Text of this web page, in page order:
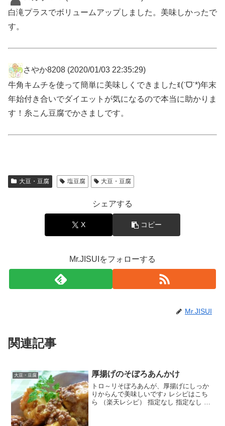
白滝プラスでボリュームアップしました。美味しかったで
す。
さやか8208 (2020/01/03 22:35:29)
牛角キムチを使って簡単に美味しくできましたꉂ(ˊᗜˋ*)年末
年始付き合いでダイエットが気になるので本当に助かりま
す！糸こん豆腐でかさましです。
大豆・豆腐 塩豆腐 大豆・豆腐
シェアする
X コピー
Mr.JISUIをフォローする
Mr.JISUI
関連記事
大豆・豆腐 厚揚げのそぼろあんかけ
トロ～リそぼろあんが、厚揚げにしっか
りからんで美味しいです♪ レシピはこち
ら （楽天レシピ） 指定なし 指定なし 材